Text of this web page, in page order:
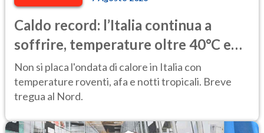
Caldo record: l’Italia continua a
soffrire, temperature oltre 40°C e
afa per altri 10 giorni
Non si placa l'ondata di calore in Italia con
temperature roventi, afa e notti tropicali. Breve
tregua al Nord.